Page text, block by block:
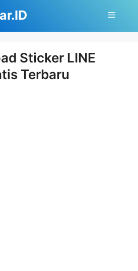
Menu
Sticker LINE
Terbaru